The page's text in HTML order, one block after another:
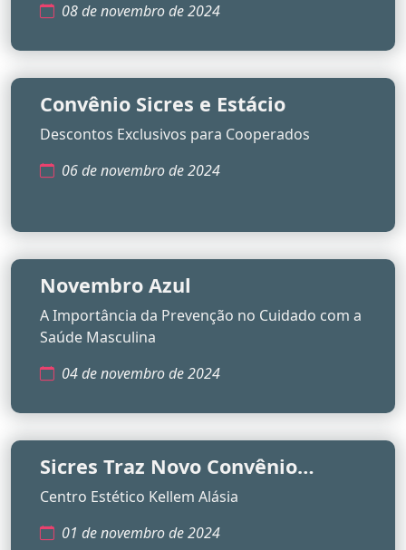
08 de novembro de 2024
Convênio Sicres e Estácio
Descontos Exclusivos para Cooperados
06 de novembro de 2024
Novembro Azul
A Importância da Prevenção no Cuidado com a
Saúde Masculina
04 de novembro de 2024
Sicres Traz Novo Convênio
Exclusivo
Centro Estético Kellem Alásia
01 de novembro de 2024